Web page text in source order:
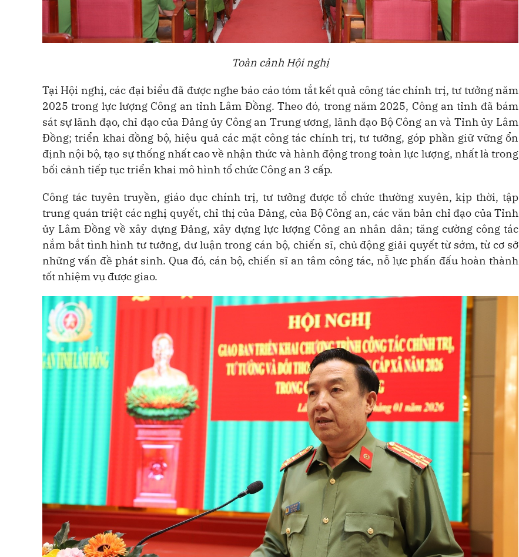
Toàn cảnh Hội nghị
Tại Hội nghị, các đại biểu đã được nghebáo cáo tóm tắt kết quả công tác chính trị, tư tưởng năm
2025 trong lực lượng Công an tỉnh Lâm Đồng. Theo đó, trong năm 2025, Công an tỉnh đã bám
sát sự lãnh đạo, chỉ đạo của Đảng ủy Công an Trung ương, lãnh đạo Bộ Công an và Tỉnh ủy Lâm
Đồng; triển khai đồng bộ, hiệu quả các mặt công tác chính trị, tư tưởng, góp phần giữ vững ổn
định nội bộ, tạo sự thống nhất cao về nhận thức và hành động trong toàn lực lượng, nhất là trong
bối cảnh tiếp tục triển khai mô hình tổ chức Công an 3 cấp.
Công tác tuyên truyền, giáo dục chính trị, tư tưởng được tổ chức thường xuyên, kịp thời, tập
trung quán triệt các nghị quyết, chỉ thị của Đảng, của Bộ Công an, các văn bản chỉ đạo của Tỉnh
ủy Lâm Đồng về xây dựng Đảng, xây dựng lực lượng Công an nhân dân; tăng cường công tác
nắm bắt tình hình tư tưởng, dư luận trong cán bộ, chiến sĩ, chủ động giải quyết từ sớm, từ cơ sở
những vấn đề phát sinh. Qua đó, cán bộ, chiến sĩ an tâm công tác, nỗ lực phấn đấu hoàn thành
tốt nhiệm vụ được giao.